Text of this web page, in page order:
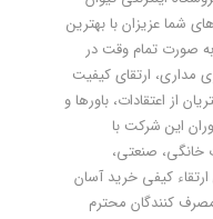
شما عزیزان با بهترین
صورت تمام وقت در
ارتقای کیفیت
از اعتقادات، باورها و
این شرکت با
خانگی، صنعتی،
کیفی خرید آسان
کنندگان محترم